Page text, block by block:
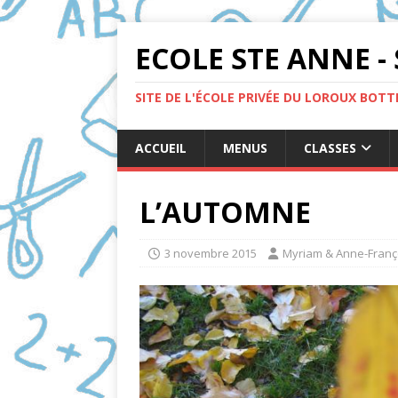
ECOLE STE ANNE
SITE DE L'ÉCOLE PRIVÉE DU LOROUX
ACCUEIL MENUS CLASSES
L’AUTOMNE
3 novembre 2015 Myriam & Anne-